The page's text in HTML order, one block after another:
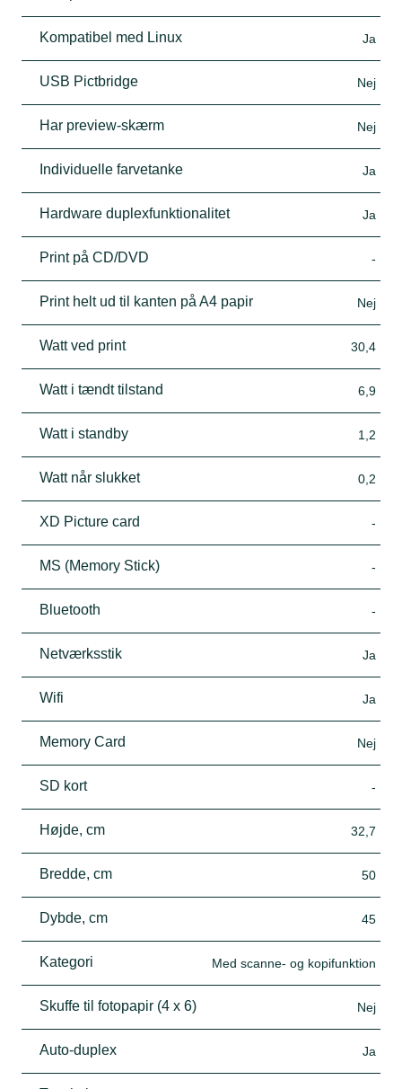
Kompatibel med Linux Ja
USB Pictbridge Nej
Har preview-skærm Nej
Individuelle farvetanke Ja
Hardware duplexfunktionalitet Ja
Print på CD/DVD -
Print helt ud til kanten på A4 papir Nej
Watt ved print 30,4
Watt i tændt tilstand 6,9
Watt i standby 1,2
Watt når slukket 0,2
XD Picture card -
MS (Memory Stick) -
Bluetooth -
Netværksstik Ja
Wifi Ja
Memory Card Nej
SD kort -
Højde, cm 32,7
Bredde, cm 50
Dybde, cm 45
Kategori Med scanne- og kopifunktion
Skuffe til fotopapir (4 x 6) Nej
Auto-duplex Ja